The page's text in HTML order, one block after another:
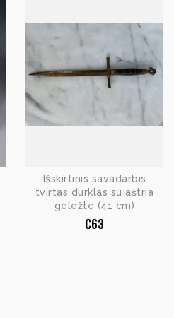
Išskirtinis savadarbis
tvirtas durklas su aštria
geležte (41 cm)
€63